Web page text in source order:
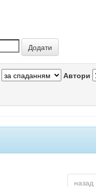
Автори
назад